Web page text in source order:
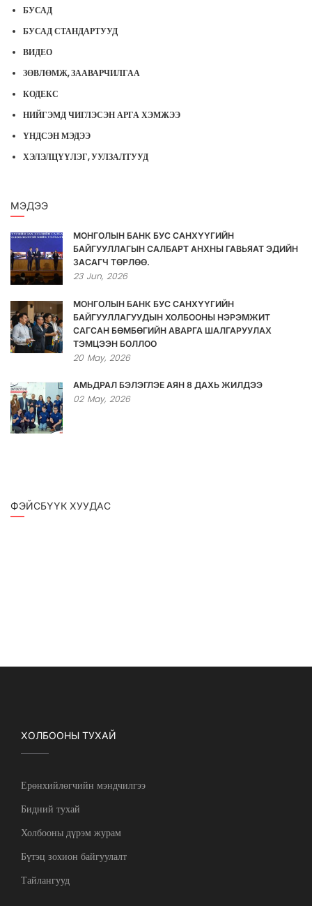
БУСАД
БУСАД СТАНДАРТУУД
ВИДЕО
ЗӨВЛӨМЖ, ЗААВАРЧИЛГАА
КОДЕКС
НИЙГЭМД ЧИГЛЭСЭН АРГА ХЭМЖЭЭ
ҮНДСЭН МЭДЭЭ
ХЭЛЭЛЦҮҮЛЭГ, УУЛЗАЛТУУД
МЭДЭЭ
МОНГОЛЫН БАНК БУС САНХҮҮГИЙН
БАЙГУУЛЛАГЫН САЛБАРТ АНХНЫ ГАВЬЯАТ ЭДИЙН
ЗАСАГЧ ТӨРЛӨӨ.
23 Jun, 2026
МОНГОЛЫН БАНК БУС САНХҮҮГИЙН
БАЙГУУЛЛАГУУДЫН ХОЛБООНЫ НЭРЭМЖИТ
САГСАН БӨМБӨГИЙН АВАРГА ШАЛГАРУУЛАХ
ТЭМЦЭЭН БОЛЛОО
20 May, 2026
АМЬДРАЛ БЭЛЭГЛЭЕ АЯН 8 ДАХЬ ЖИЛДЭЭ
02 May, 2026
ФЭЙСБҮҮК ХУУДАС
ХОЛБООНЫ ТУХАЙ
Ерөнхийлөгчийн мэндчилгээ
Бидний тухай
Холбооны дүрэм журам
Бүтэц зохион байгуулалт
Тайлангууд